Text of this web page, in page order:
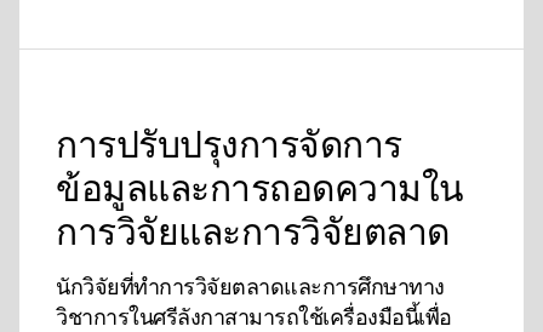
การปรับปรุงการจัดการ
ข้อมูลและการถอดความใน
การวิจัยและการวิจัยตลาด
นักวิจัยที่ทําการวิจัยตลาดและการศึกษาทาง
วิชาการในศรีลังกาสามารถใช้เครื่องมือนี้เพื่อ